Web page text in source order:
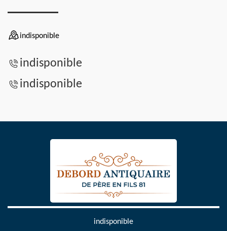
indisponible
indisponible
indisponible
indisponible